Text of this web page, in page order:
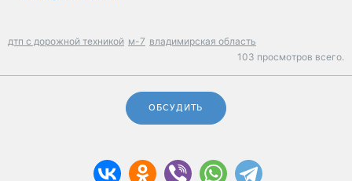
дтп с дорожной техникой м-7 владимирская область
103 просмотров всего.
ОБСУДИТЬ